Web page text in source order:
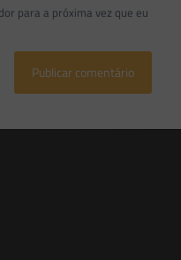
para a próxima vez que eu